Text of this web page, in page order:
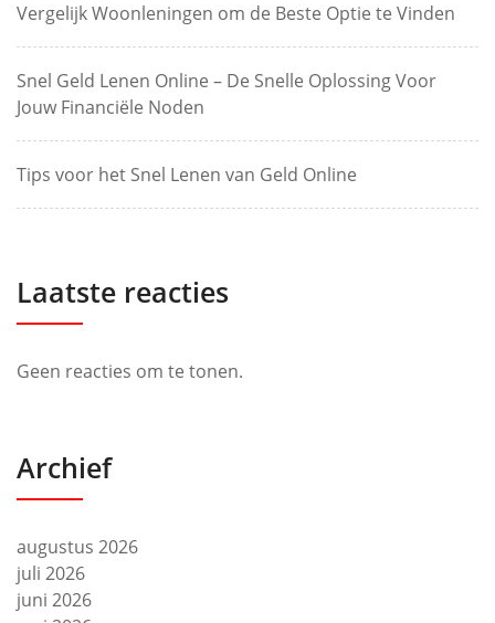
Vergelijk Woonleningen om de Beste Optie te Vinden
Snel Geld Lenen Online – De Snelle Oplossing Voor
Jouw Financiële Noden
Tips voor het Snel Lenen van Geld Online
Laatste reacties
Geen reacties om te tonen.
Archief
augustus 2026
juli 2026
juni 2026